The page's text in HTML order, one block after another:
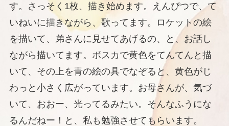
す。さっそく1枚、描き始めます。えんぴつで、て
いねいに描きながら、歌ってます。ロケットの絵
を描いて、弟さんに見せてあげるの、と、お話し
ながら描いてます。ボスカで黄色をてんてんと描
いて、その上を青の絵の具でなぞると、黄色がじ
わっと小さく広がっています。お母さんが、気づ
いて、おおー、光ってるみたい。そんなふうにな
るんだねー！と、私も勉強させてもらいます。